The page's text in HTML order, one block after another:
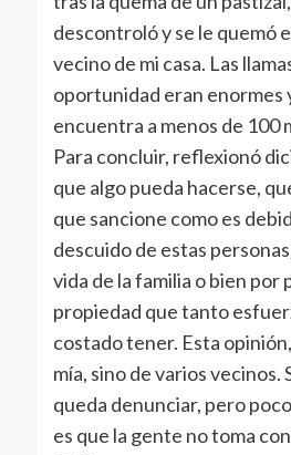
descontroló y se le quemó
vecino de mi casa. Las
oportunidad eran enormes
encuentra a menos de 100
Para concluir, reflexionó
que algo pueda hacerse,
que sancione como es
descuido de estas
vida de la familia o bien por
propiedad que tanto
costado tener. Esta
mía, sino de varios vecinos.
queda denunciar, pero
es que la gente no toma